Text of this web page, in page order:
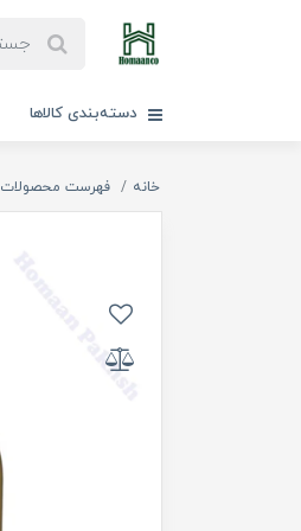
دسته‌بندی کالاها
خانه فهرست محصولات